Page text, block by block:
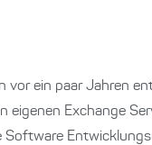
vor ein paar Jahren
eigenen Exchange
Software